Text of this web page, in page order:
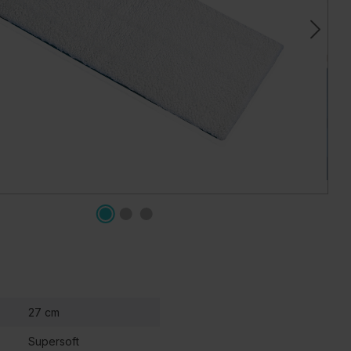
27 cm
Supersoft